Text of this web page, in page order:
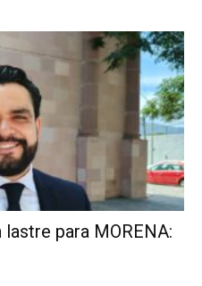
para MORENA: